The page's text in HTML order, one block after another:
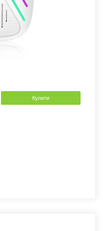
Купити